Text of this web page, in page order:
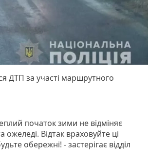
ДТП за участі маршрутного
початок зими не відміняє
ожеледі. Відтак враховуйте ці
обережні! - застерігає відділ